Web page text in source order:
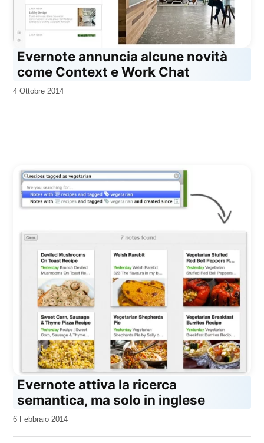
Evernote annuncia alcune novità
come Context e Work Chat
da
4 Ottobre 2014
Evernote attiva la ricerca
semantica, ma solo in inglese
da
6 Febbraio 2014